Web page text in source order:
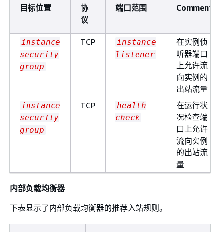
目标位置
协
议
端口范围 Comment
instance
security
group
TCP
instance
listener
在实例侦
听器端口
上允许流
向实例的
出站流量
instance
security
group
TCP
health
check
在运行状
况检查端
口上允许
流向实例
的出站流
量
内部负载均衡器
下表显示了内部负载均衡器的推荐入站规则。